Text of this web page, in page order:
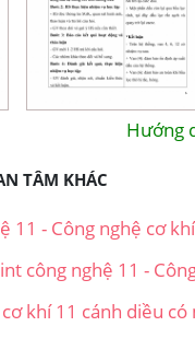
Hướng
TÂM KHÁC
11 - Công nghệ cơ
công nghệ 11 -
khí 11 cánh diều có